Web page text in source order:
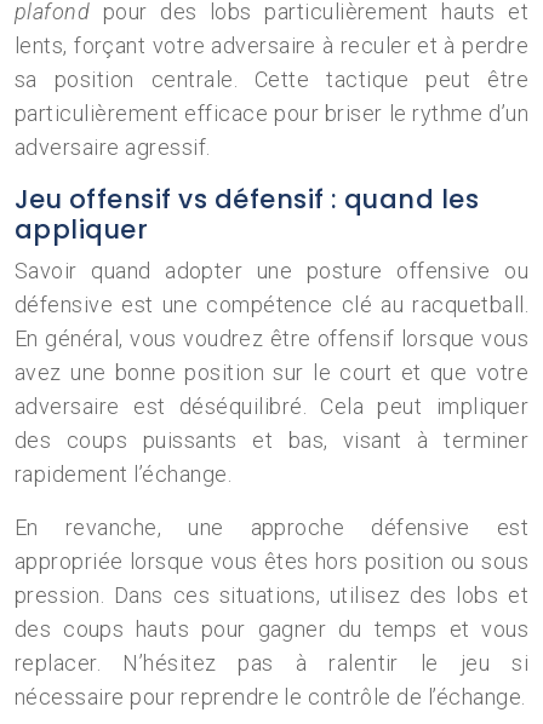
plafond pour des lobs particulièrement hauts et
lents, forçant votre adversaire à reculer et à perdre
sa position centrale. Cette tactique peut être
particulièrement efficace pour briser le rythme d’un
adversaire agressif.
Jeu offensif vs défensif : quand les
appliquer
Savoir quand adopter une posture offensive ou
défensive est une compétence clé au racquetball.
En général, vous voudrez être offensif lorsque vous
avez une bonne position sur le court et que votre
adversaire est déséquilibré. Cela peut impliquer
des coups puissants et bas, visant à terminer
rapidement l’échange.
En revanche, une approche défensive est
appropriée lorsque vous êtes hors position ou sous
pression. Dans ces situations, utilisez des lobs et
des coups hauts pour gagner du temps et vous
replacer. N’hésitez pas à ralentir le jeu si
nécessaire pour reprendre le contrôle de l’échange.